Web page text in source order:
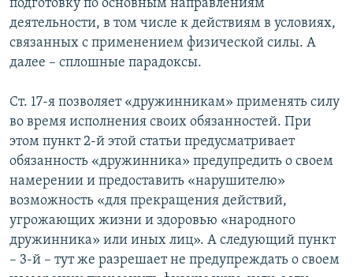
подготовку по основным направлениям
деятельности, в том числе к действиям в условиях,
связанных с применением физической силы. А
далее – сплошные парадоксы.
Ст. 17-я позволяет «дружинникам» применять силу
во время исполнения своих обязанностей. При
этом пункт 2-й этой статьи предусматривает
обязанность «дружинника» предупредить о своем
намерении и предоставить «нарушителю»
возможность «для прекращения действий,
угрожающих жизни и здоровью «народного
дружинника» или иных лиц». А следующий пункт
– 3-й – тут же разрешает не предупреждать о своем